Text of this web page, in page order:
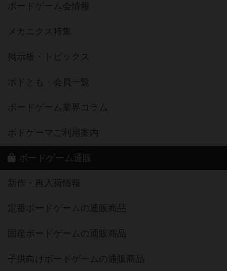
ボードゲーム会情報
メカニクス特集
掲示板・トピックス
ボドとも・会員一覧
ボードゲーム業界コラム
ボドゲーマご利用案内
ボードゲーム通販
新作・再入荷情報
定番ボードゲームの通販商品
国産ボードゲームの通販商品
子供向けボードゲームの通販商品